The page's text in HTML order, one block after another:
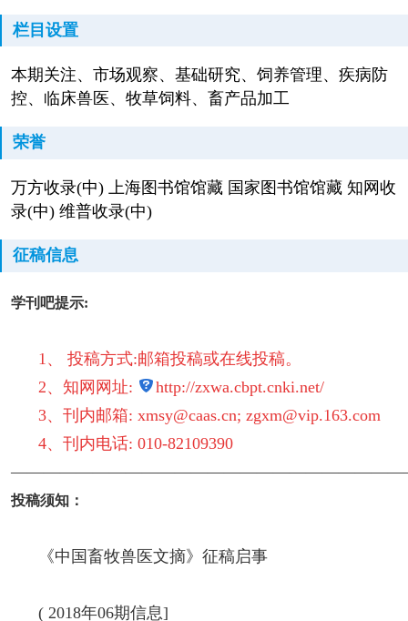
栏目设置
本期关注、市场观察、基础研究、饲养管理、疾病防
控、临床兽医、牧草饲料、畜产品加工
荣誉
万方收录(中) 上海图书馆馆藏 国家图书馆馆藏 知网收
录(中) 维普收录(中)
征稿信息
学刊吧提示:
1、 投稿方式:邮箱投稿或在线投稿。
2、知网网址:
http://zxwa.cbpt.cnki.net/
3、刊内邮箱: xmsy@caas.cn; zgxm@vip.163.com
4、刊内电话: 010-82109390
投稿须知：
《中国畜牧兽医文摘》征稿启事
( 2018年06期信息]